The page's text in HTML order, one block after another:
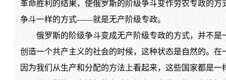
革命胜利的结果，使俄罗斯的阶级争斗变作劳农专政的
争斗一样的方式——就是无产阶级专政。
俄罗斯的阶级争斗变成无产阶级专政的方式，并不是
创造一个共产主义的社会的时候，这种状态是自然的。
因为我们从生产和分配的方法上看起来，这些国家都是